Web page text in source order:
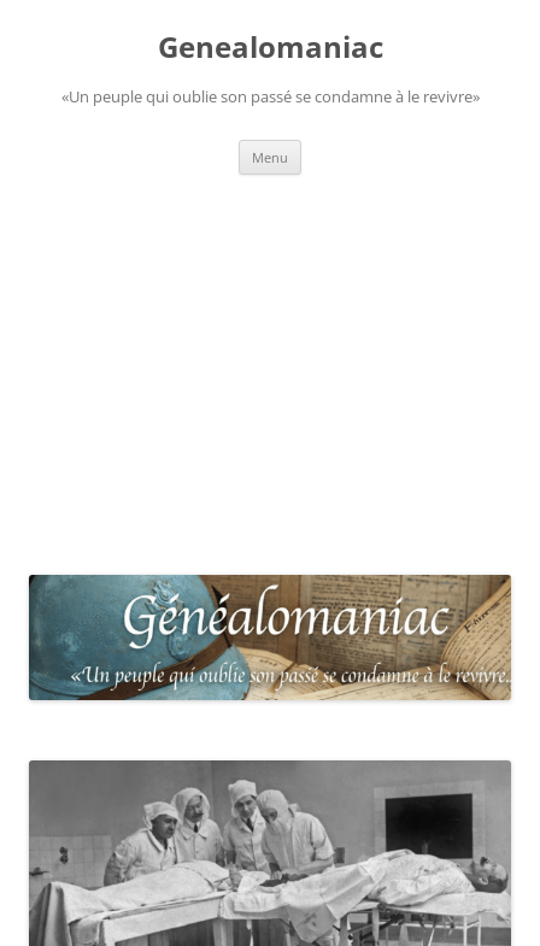
Genealomaniac
«Un peuple qui oublie son passé se condamne à le revivre»
Menu